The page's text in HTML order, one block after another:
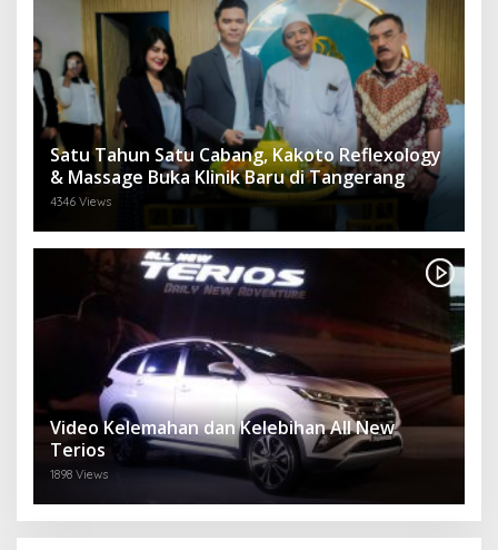
Satu Tahun Satu Cabang, Kakoto Reflexology
& Massage Buka Klinik Baru di Tangerang
4346 Views
Video Kelemahan dan Kelebihan All New
Terios
1898 Views